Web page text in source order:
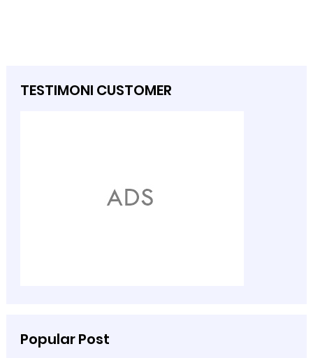
TESTIMONI CUSTOMER
Popular Post